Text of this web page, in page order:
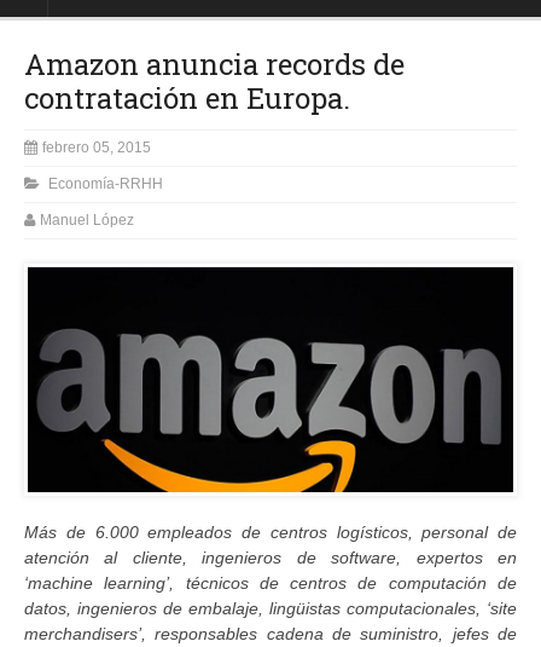
Amazon anuncia records de
contratación en Europa.
febrero 05, 2015
Economía-RRHH
Manuel López
Más de 6.000 empleados de centros logísticos, personal de
atención al cliente, ingenieros de software, expertos en
‘machine learning’, técnicos de centros de computación de
datos, ingenieros de embalaje, lingüistas computacionales, ‘site
merchandisers’, responsables cadena de suministro, jefes de